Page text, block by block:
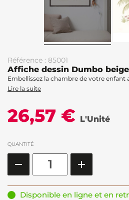
Référence : 85001
Affiche dessin Dumbo
Embellissez la chambre de votre enfant
Lire la suite
26,57 € L'Unité
QUANTITÉ
Disponible en ligne et en